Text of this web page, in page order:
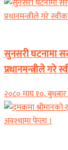
सुनसरी घटनामा
प्रधानमन्त्रीले गरे
२०८० माघ १०,